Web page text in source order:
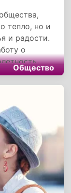
тепло, но и
и радости.
о
на весь
траве,
Общество